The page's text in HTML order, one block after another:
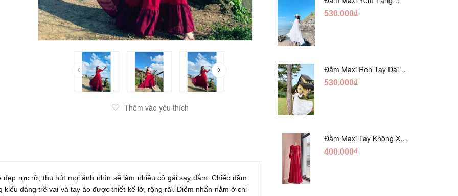
next
Thêm vào yêu thích
rực rỡ, thu hút mọi ánh nhìn sẽ làm nhiều cô gái say đắm. Chiếc đầm
dáng trễ vai và tay áo được thiết kế lỡ, rộng rãi. Điểm nhấn nằm ở chi
Trắng Ánh Tằm DT808
530.000₫
Đầm Maxi Ren Tay Dài
Hàng Ngọc Giữa Trắng
530.000₫
Đầm Maxi Tay Không Xẻ
Đỏ DM765
400.000₫